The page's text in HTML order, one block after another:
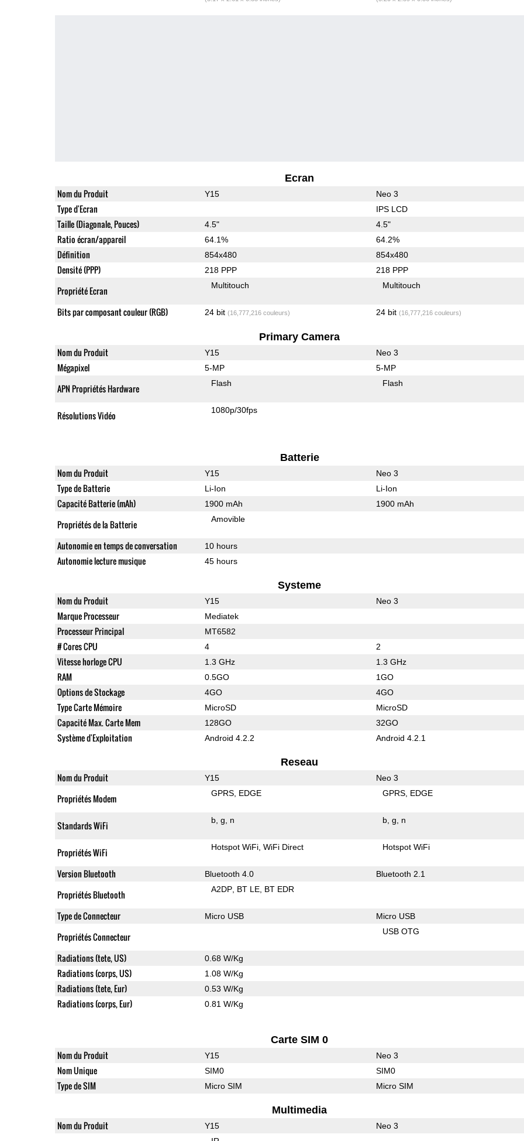
Ecran
Nom du Produit Y15 Neo 3
Type d'Ecran IPS LCD
Taille (Diagonale, Pouces) 4.5" 4.5"
Ratio écran/appareil 64.1% 64.2%
Définition 854x480 854x480
Densité (PPP) 218 PPP 218 PPP
Propriété Ecran Multitouch Multitouch
Bits par composant couleur (RGB) 24 bit (16,777,216 couleurs) 24 bit (16,777,216 couleurs)
Primary Camera
Nom du Produit Y15 Neo 3
Mégapixel 5-MP 5-MP
APN Propriétés Hardware Flash Flash
Résolutions Vidéo 1080p/30fps
Batterie
Nom du Produit Y15 Neo 3
Type de Batterie Li-Ion Li-Ion
Capacité Batterie (mAh) 1900 mAh 1900 mAh
Propriétés de la Batterie Amovible
Autonomie en temps de conversation 10 hours
Autonomie lecture musique 45 hours
Systeme
Nom du Produit Y15 Neo 3
Marque Processeur Mediatek
Processeur Principal MT6582
# Cores CPU 4 2
Vitesse horloge CPU 1.3 GHz 1.3 GHz
RAM 0.5GO 1GO
Options de Stockage 4GO 4GO
Type Carte Mémoire MicroSD MicroSD
Capacité Max. Carte Mem 128GO 32GO
Système d'Exploitation Android 4.2.2 Android 4.2.1
Reseau
Nom du Produit Y15 Neo 3
Propriétés Modem GPRS EDGE GPRS EDGE
Standards WiFi b g n b g n
Propriétés WiFi Hotspot WiFi WiFi Direct Hotspot WiFi
Version Bluetooth Bluetooth 4.0 Bluetooth 2.1
Propriétés Bluetooth A2DP BT LE BT EDR
Type de Connecteur Micro USB Micro USB
Propriétés Connecteur USB OTG
Radiations (tete, US) 0.68 W/Kg
Radiations (corps, US) 1.08 W/Kg
Radiations (tete, Eur) 0.53 W/Kg
Radiations (corps, Eur) 0.81 W/Kg
Carte SIM 0
Nom du Produit Y15 Neo 3
Nom Unique SIM0 SIM0
Type de SIM Micro SIM Micro SIM
Multimedia
Nom du Produit Y15 Neo 3